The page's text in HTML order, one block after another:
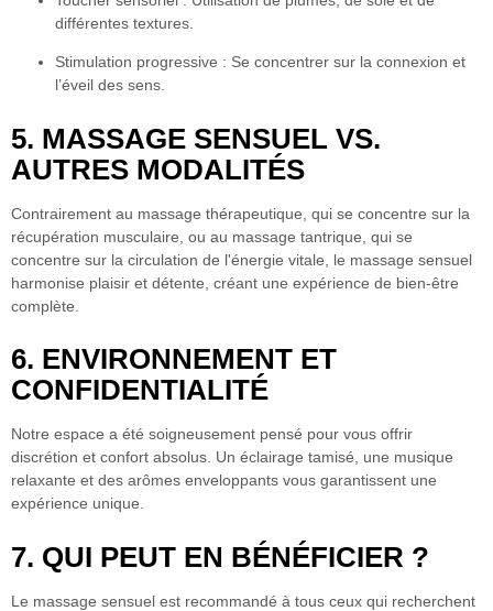
différentes textures.
Stimulation progressive : Se concentrer sur la connexion et
l’éveil des sens.
5. MASSAGE SENSUEL VS.
AUTRES MODALITÉS
Contrairement au massage thérapeutique, qui se concentre sur la
récupération musculaire, ou au massage tantrique, qui se
concentre sur la circulation de l'énergie vitale, le massage sensuel
harmonise plaisir et détente, créant une expérience de bien-être
complète.
6. ENVIRONNEMENT ET
CONFIDENTIALITÉ
Notre espace a été soigneusement pensé pour vous offrir
discrétion et confort absolus. Un éclairage tamisé, une musique
relaxante et des arômes enveloppants vous garantissent une
expérience unique.
7. QUI PEUT EN BÉNÉFICIER ?
Le massage sensuel est recommandé à tous ceux qui recherchent